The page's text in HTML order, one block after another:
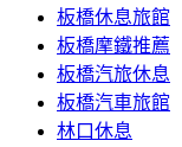
板橋休息旅館
板橋摩鐵推薦
板橋汽旅休息
板橋汽車旅館
林口休息